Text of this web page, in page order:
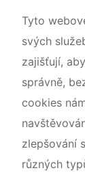
Tyto
svých
zajišťují,
správně,
cookies
zlepšování
různých